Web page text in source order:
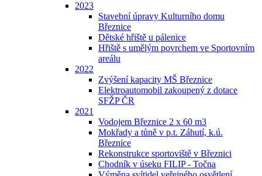
2023
Stavební úpravy Kulturního domu
Březnice
Dětské hřiště u pálenice
Hřiště s umělým povrchem ve Sportovním
areálu
2022
Zvýšení kapacity MŠ Březnice
Elektroautomobil zakoupený z dotace
SFŽP ČR
2021
Vodojem Březnice 2 x 60 m3
Mokřady a tůně v p.t. Záhutí, k.ú.
Březnice
Rekonstrukce sportoviště v Březnici
Chodník v úseku FILIP - Točna